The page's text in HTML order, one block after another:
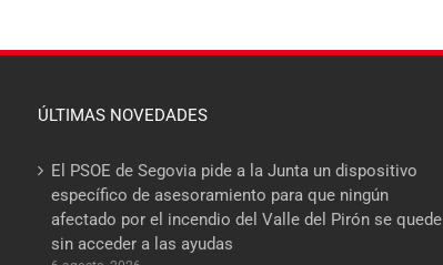
ÚLTIMAS NOVEDADES
El PSOE de Segovia pide a la Junta un dispositivo
específico de asesoramiento para que ningún
afectado por el incendio del Valle del Pirón se quede
sin acceder a las ayudas